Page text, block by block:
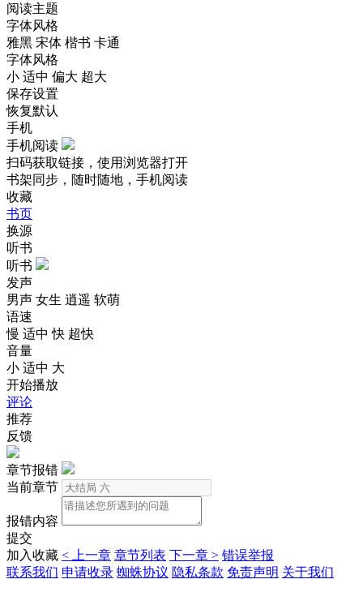
阅读主题
字体风格
雅黑 宋体 楷书 卡通
字体风格
小 适中 偏大 超大
保存设置
恢复默认
手机
手机阅读
扫码获取链接，使用浏览器打开
书架同步，随时随地，手机阅读
收藏
书页
换源
听书
听书
发声
男声 女生 逍遥 软萌
语速
慢 适中 快 超快
音量
小 适中 大
开始播放
评论
推荐
反馈
章节报错
当前章节
报错内容
提交
加入收藏 < 上一章 章节列表 下一章 > 错误举报
联系我们 申请收录 蜘蛛协议 隐私条款 免责声明 关于我们